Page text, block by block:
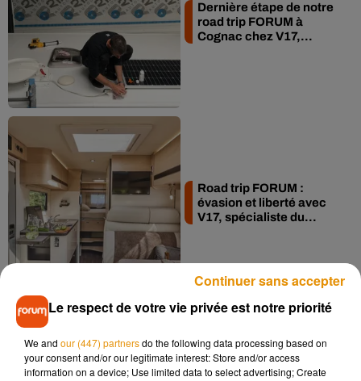
Dernière étape de notre
road trip FORUM à
Cognac chez V17,...
Road trip FORUM :
évasion et liberté avec
V17, spécialiste du...
Le Road trip FORUM
continue avec V17,
Le respect de votre vie privée est notre priorité
We and our (447) partnersdo the following data processing based on
your consent and/or our legitimate interest: Store and/or access
information on a device; Use limited data to select advertising; Create
Continuer sans accepter